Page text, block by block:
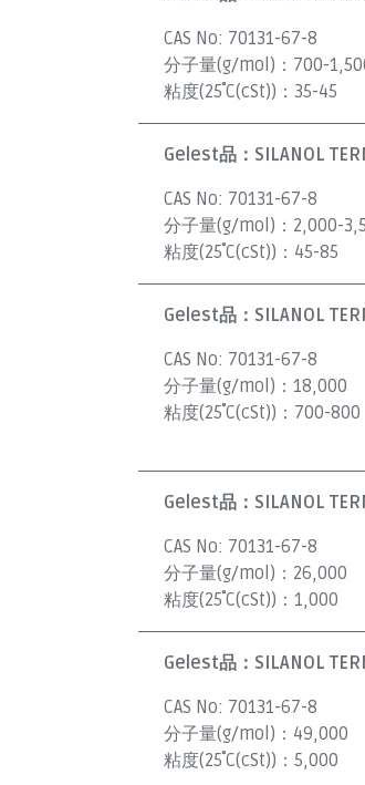
CAS No: 70131-67-8
分子量(g/mol)： 700-
粘度(25˚C(cSt))： 35-45
Gelest品： SILANOL
CAS No: 70131-67-8
分子量(g/mol)： 2,000-
粘度(25˚C(cSt))： 45-85
Gelest品： SILANOL
CAS No: 70131-67-8
分子量(g/mol)： 18,000
粘度(25˚C(cSt))： 700-800
Gelest品： SILANOL
CAS No: 70131-67-8
分子量(g/mol)： 26,000
粘度(25˚C(cSt))： 1,000
Gelest品： SILANOL
CAS No: 70131-67-8
分子量(g/mol)： 49,000
粘度(25˚C(cSt))： 5,000